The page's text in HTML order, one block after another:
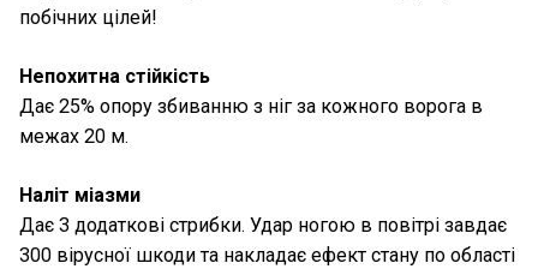
побічних цілей!
Непохитна стійкість
Дає 25% опору збиванню з ніг за кожного ворога в
межах 20 м.
Наліт міазми
Дає 3 додаткові стрибки. Удар ногою в повітрі завдає
300 вірусної шкоди та накладає ефект стану по області